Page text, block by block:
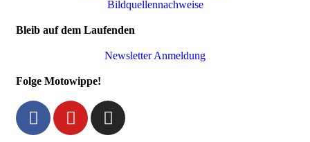
Bildquellennachweise
Bleib auf dem Laufenden
Newsletter Anmeldung
Folge Motowippe!